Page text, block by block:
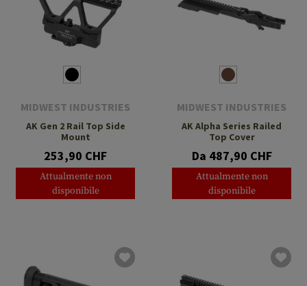
MIDWEST INDUSTRIES
AK Gen 2 Rail Top Side
Mount
253,90 CHF
Attualmente non
disponibile
MIDWEST INDUSTRIES
AK Alpha Series Railed
Top Cover
Da 487,90 CHF
Attualmente non
disponibile